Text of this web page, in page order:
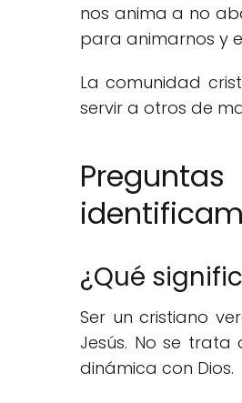
nos anima a no
para animarnos y
La comunidad
servir a otros de
¿Qué
Ser un cristiano
Jesús. No se
dinámica con Dios.